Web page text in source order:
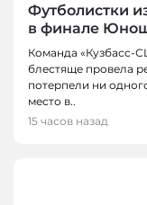
Футболистки
в финале
Команда «Кузбасс-
блестяще провела
потерпели ни
место в..
15 часов назад